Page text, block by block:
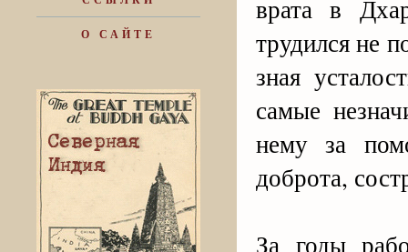
О САЙТЕ
врата в
трудился не
зная
самые
нему за
доброта,
За годы